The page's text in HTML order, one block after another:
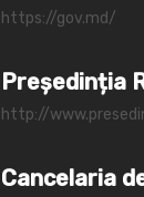
https://gov.md/
Președinția
http://
Cancelaria